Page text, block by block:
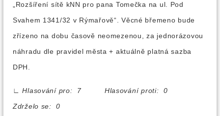
„Rozšíření sítě kNN pro pana Tomečka na ul. Pod
Svahem 1341/32 v Rýmařově“. Věcné břemeno bude
zřízeno na dobu časově neomezenou, za jednorázovou
náhradu dle pravidel města + aktuálně platná sazba
DPH.
∟
Hlasování pro: 7 Hlasování proti: 0
Zdrželo se: 0